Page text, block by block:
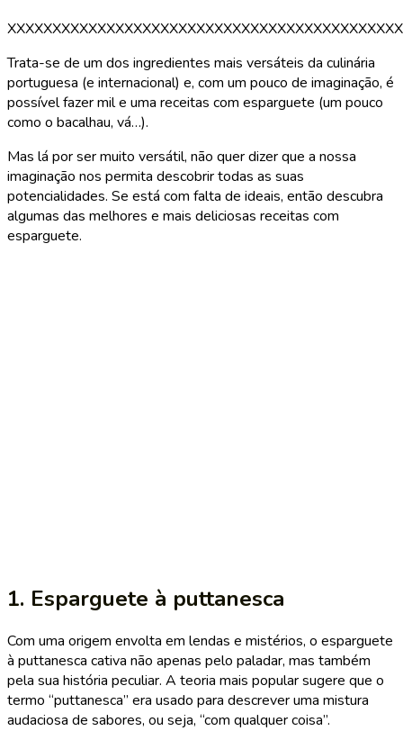
Trata-se de um dos ingredientes mais versáteis da culinária
portuguesa (e internacional) e, com um pouco de imaginação, é
possível fazer mil e uma receitas com esparguete (um pouco
como o bacalhau, vá…).
Mas lá por ser muito versátil, não quer dizer que a nossa
imaginação nos permita descobrir todas as suas
potencialidades. Se está com falta de ideais, então descubra
algumas das melhores e mais deliciosas receitas com
esparguete.
1. Esparguete à puttanesca
Com uma origem envolta em lendas e mistérios, o esparguete
à puttanesca cativa não apenas pelo paladar, mas também
pela sua história peculiar. A teoria mais popular sugere que o
termo “puttanesca” era usado para descrever uma mistura
audaciosa de sabores, ou seja, “com qualquer coisa”.